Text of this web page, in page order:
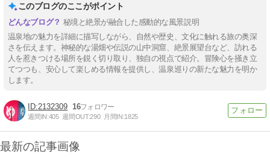
このブログのここがポイント
秘境と絶景が融合した感動的な風景説明
温泉地の魅力を詳細に描写しながら、自然や歴史、文化に触れる旅の奥深
さを伝えます。神秘的な湯畑や伝説の山中洞窟、絶景展望台など、訪れる
人を惹きつける場所を鋭く切り取り、独自の視点で紹介。冒険心を掻き立
てつつも、安心して楽しめる情報を提供し、温泉巡りの新たな魅力を明か
します。
2132309 16
週間IN:405 週間OUT:290 月間IN:1825
最新の記事画像